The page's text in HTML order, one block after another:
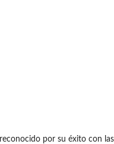
por su éxito con